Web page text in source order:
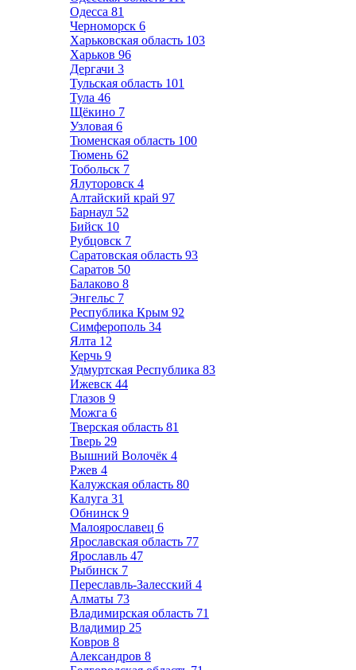
Одесса 81
Черноморск 6
Харьковская область 103
Харьков 96
Дергачи 3
Тульская область 101
Тула 46
Щёкино 7
Узловая 6
Тюменская область 100
Тюмень 62
Тобольск 7
Ялуторовск 4
Алтайский край 97
Барнаул 52
Бийск 10
Рубцовск 7
Саратовская область 93
Саратов 50
Балаково 8
Энгельс 7
Республика Крым 92
Симферополь 34
Ялта 12
Керчь 9
Удмуртская Республика 83
Ижевск 44
Глазов 9
Можга 6
Тверская область 81
Тверь 29
Вышний Волочёк 4
Ржев 4
Калужская область 80
Калуга 31
Обнинск 9
Малоярославец 6
Ярославская область 77
Ярославль 47
Рыбинск 7
Переславль-Залесский 4
Алматы 73
Владимирская область 71
Владимир 25
Ковров 8
Александров 8